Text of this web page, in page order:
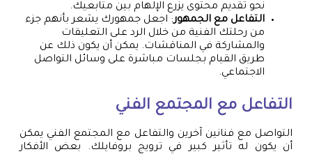
نحو تقديم محتوى يزرع الإلهام بين متابعيك.
التفاعل مع الجمهور: اجعل جمهورك يشعر بأنهم جزء
من رحلتك الفنية من خلال الرد على التعليقات
والمشاركة في المناقشات. يمكن أن يكون ذلك عن
طريق القيام بجلسات مباشرة على وسائل التواصل
الاجتماعي.
التفاعل مع المجتمع الفني
التواصل مع فنانين آخرين والتفاعل مع المجتمع الفني يمكن
أن يكون له تأثير كبير في ترويج بروفايلك. بعض الأفكار